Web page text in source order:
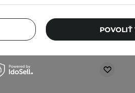
POVOLIŤ